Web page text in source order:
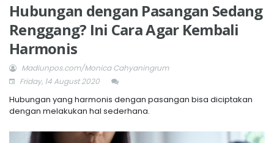
Hubungan dengan Pasangan Sedang
Renggang? Ini Cara Agar Kembali
Harmonis
Madiunpos.com/Monica Cahyaningrum
Friday, 14 August 2020
Hubungan yang harmonis dengan pasangan bisa diciptakan
dengan melakukan hal sederhana.